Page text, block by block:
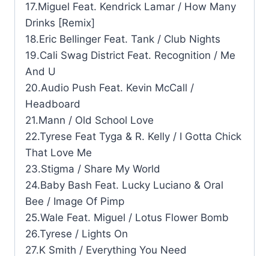
17.Miguel Feat. Kendrick Lamar / How Many
Drinks [Remix]
18.Eric Bellinger Feat. Tank / Club Nights
19.Cali Swag District Feat. Recognition / Me
And U
20.Audio Push Feat. Kevin McCall /
Headboard
21.Mann / Old School Love
22.Tyrese Feat Tyga & R. Kelly / I Gotta Chick
That Love Me
23.Stigma / Share My World
24.Baby Bash Feat. Lucky Luciano & Oral
Bee / Image Of Pimp
25.Wale Feat. Miguel / Lotus Flower Bomb
26.Tyrese / Lights On
27.K Smith / Everything You Need